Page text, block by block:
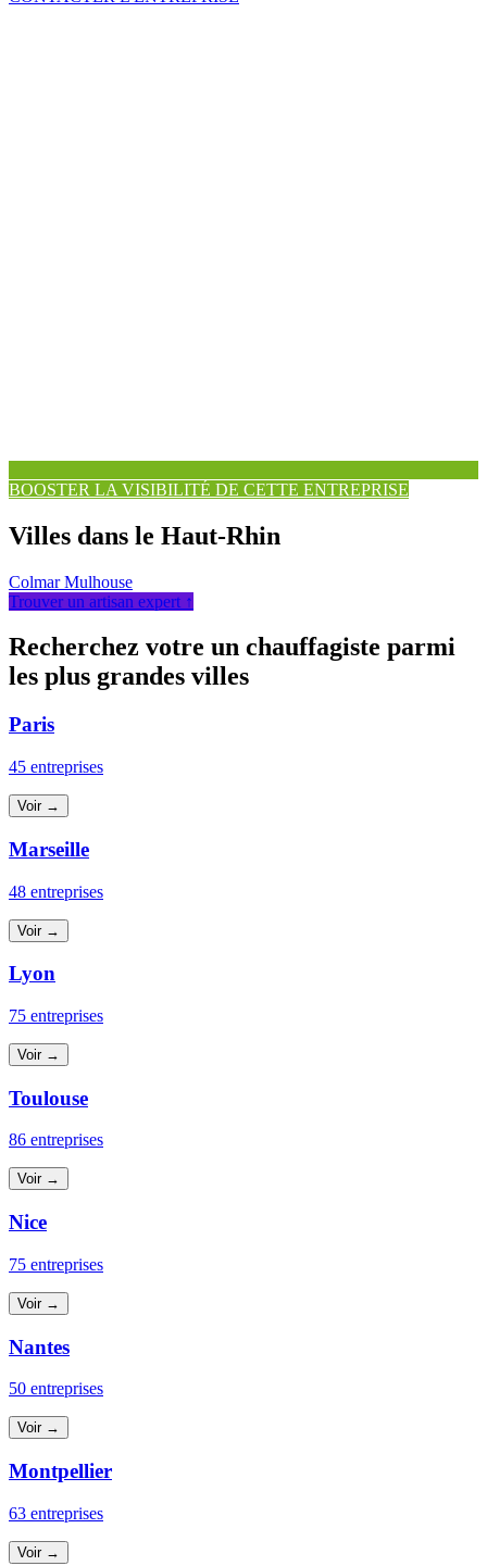
BOOSTER LA VISIBILITÉ DE CETTE ENTREPRISE
Villes dans le Haut-Rhin
ColmarMulhouse
Trouver un artisan expert ↑
Recherchez votre un chauffagiste parmi
les plus grandes villes
Paris
45 entreprises
Voir →
Marseille
48 entreprises
Voir →
Lyon
75 entreprises
Voir →
Toulouse
86 entreprises
Voir →
Nice
75 entreprises
Voir →
Nantes
50 entreprises
Voir →
Montpellier
63 entreprises
Voir →